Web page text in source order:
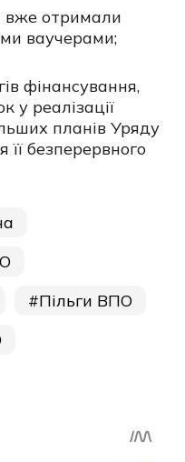
вже отримали
ваучерами;
фінансування,
у реалізації
планів Уряду
безперервного
Пільги ВПО